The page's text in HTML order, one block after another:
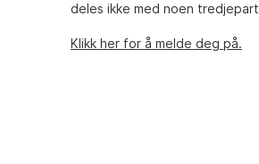
deles ikke med noen
Klikk her for å melde deg på.